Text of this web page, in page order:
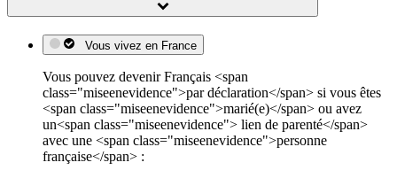
Vous vivez en France
Vous pouvez devenir Français <span
class="miseenevidence">par déclaration</span> si vous êtes
<span class="miseenevidence">marié(e)</span> ou avez
un<span class="miseenevidence"> lien de parenté</span>
avec une <span class="miseenevidence">personne
française</span> :